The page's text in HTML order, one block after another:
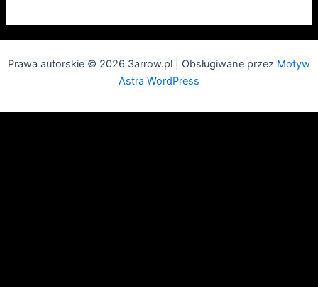
Prawa autorskie © 2026 3arrow.pl | Obsługiwane przez Motyw
Astra WordPress